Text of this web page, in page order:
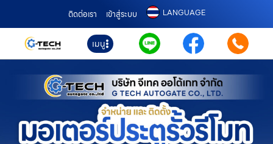
ติดต่อเรา เข้าสู่ระบบ LANGUAGE
เมนู